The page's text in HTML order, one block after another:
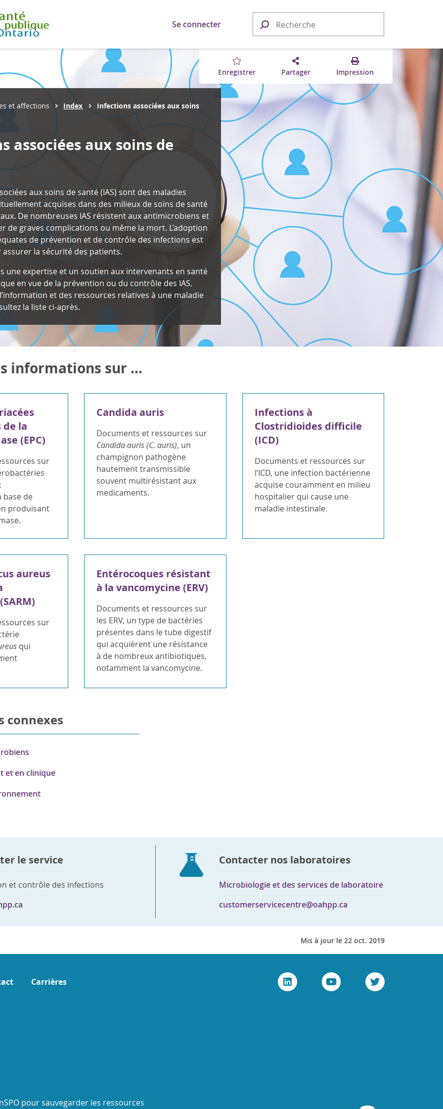
Se connecter
Enregistrer Partager Impression
et affections Index
Infections associées aux soins
associées aux soins de
aux soins de santé (IAS) sont des maladies
acquises dans des milieux de soins de santé
De nombreuses IAS résistent aux antimicrobiens et
de graves complications ou même la mort. L’adoption
de prévention et de contrôle des infections est
la sécurité des patients.
une expertise et un soutien aux intervenants en santé
en vue de la prévention ou du contrôle des IAS.
et des ressources relatives à une maladie
la liste ci-après.
informations sur ...
la
(EPC)
sur
de
produisant
Candida auris
Documents et ressources sur
Candida auris (C. auris), un
champignon pathogène
hautement transmissible
souvent multirésistant aux
medicaments.
Infections à
Clostridioides difficile
(ICD)
Documents et ressources sur
l’ICD, une infection bactérienne
acquise couramment en milieu
hospitalier qui cause une
maladie intestinale.
aureus
sur
qui
Entérocoques résistant
à la vancomycine (ERV)
Documents et ressources sur
les ERV, un type de bactéries
présentes dans le tube digestif
qui acquièrent une résistance
à de nombreux antibiotiques,
notamment la vancomycine.
connexes
et en clinique
le service
et contrôle des infections
Contacter nos laboratoires
Microbiologie et des services de laboratoire
customerservicecentre@oahpp.ca
Mis à jour le 22 oct. 2019
Carrières
pour sauvegarder les ressources